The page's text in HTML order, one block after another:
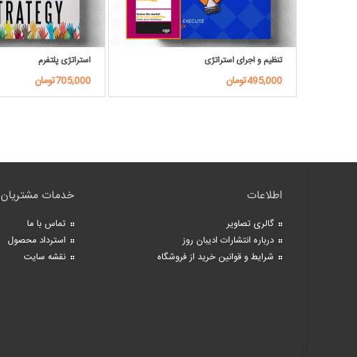
تنظیم و اجرای استراتژی
495,000تومان
استراتژی پلتفرم
705,000تومان
اطلاعات
گالری تصاویر
درباره انتشارات ادیبان روز
شرایط و قوانین خرید از فروشگاه
خدمات مشتریان
تماس با ما
استرداد محصول
نقشه سایت